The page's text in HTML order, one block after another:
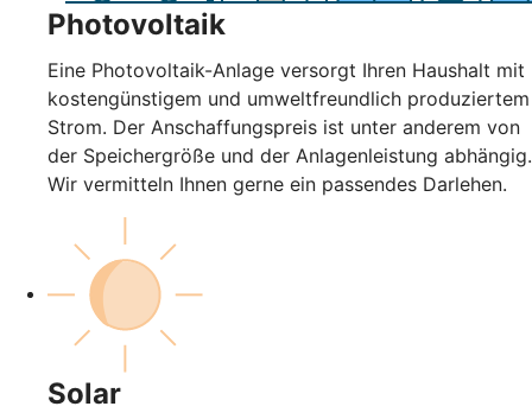
Photovoltaik
Eine Photovoltaik-Anlage versorgt Ihren Haushalt mit
kostengünstigem und umweltfreundlich produziertem
Strom. Der Anschaffungspreis ist unter anderem von
der Speichergröße und der Anlagenleistung abhängig.
Wir vermitteln Ihnen gerne ein passendes Darlehen.
Solar